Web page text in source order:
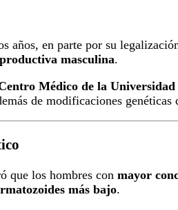
en parte por su
masculina.
Médico de la Universidad
de modificaciones
que los hombres con mayor
más bajo.